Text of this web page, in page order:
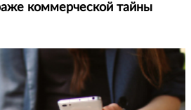
коммерческой тайны